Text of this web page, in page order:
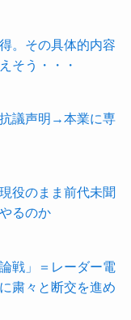
。その具体的内容
そう・・・
議声明→本業に専
役のまま前代未聞
るのか
戦」＝レーダー電
粛々と断交を進め